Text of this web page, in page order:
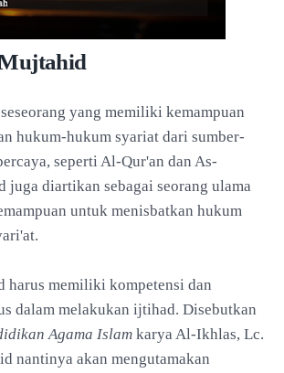
yang memiliki kemampuan
hukum-hukum syariat dari sumber-
seperti Al-Qur'an dan As-
juga diartikan sebagai seorang ulama
untuk menisbatkan hukum
harus memiliki kompetensi dan
dalam melakukan ijtihad. Disebutkan
Agama Islam karya Al-Ikhlas, Lc.
nantinya akan mengutamakan